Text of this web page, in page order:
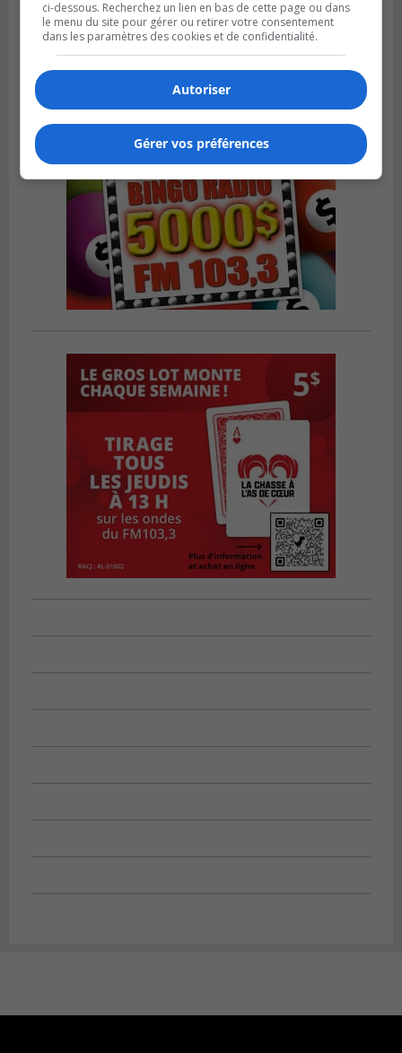
Le Syndicat de Champlain réclame le
maintien des « clauses d’amnistie »
ci-dessous. Recherchez un lien en bas de cette page ou dans
le menu du site pour gérer ou retirer votre consentement
dans les paramètres des cookies et de confidentialité.
Autoriser
Gérer vos préférences